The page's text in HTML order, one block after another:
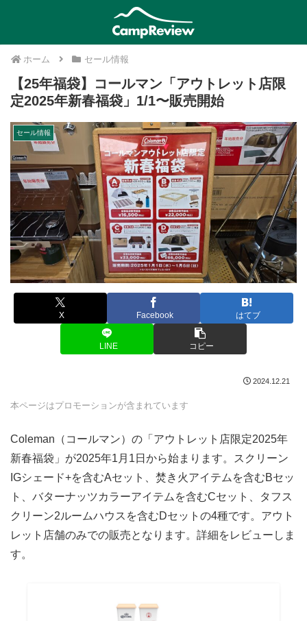
ホーム セール情報
【25年福袋】コールマン「アウトレット店限
定2025年新春福袋」1/1〜販売開始
セール情報
X Facebook はてブ
LINE コピー
2024.12.21
本ページはプロモーションが含まれています
Coleman（コールマン）の「アウトレット店限定2025年
新春福袋」が2025年1月1日から始まります。スクリーン
IGシェード+を含むAセット、焚き火アイテムを含むBセッ
ト、バターナッツカラーアイテムを含むCセット、タフス
クリーン2ルームハウスを含むDセットの4種です。アウト
レット店舗のみでの販売となります。詳細をレビューしま
す。